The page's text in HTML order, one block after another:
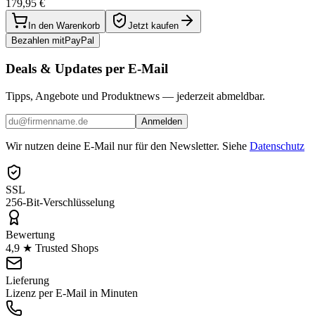
179,95 €
In den Warenkorb
Jetzt kaufen
Bezahlen mitPayPal
Deals & Updates per E-Mail
Tipps, Angebote und Produktnews — jederzeit abmeldbar.
Anmelden
Wir nutzen deine E-Mail nur für den Newsletter. Siehe Datenschutz
SSL
256-Bit-Verschlüsselung
Bewertung
4,9 ★ Trusted Shops
Lieferung
Lizenz per E-Mail in Minuten